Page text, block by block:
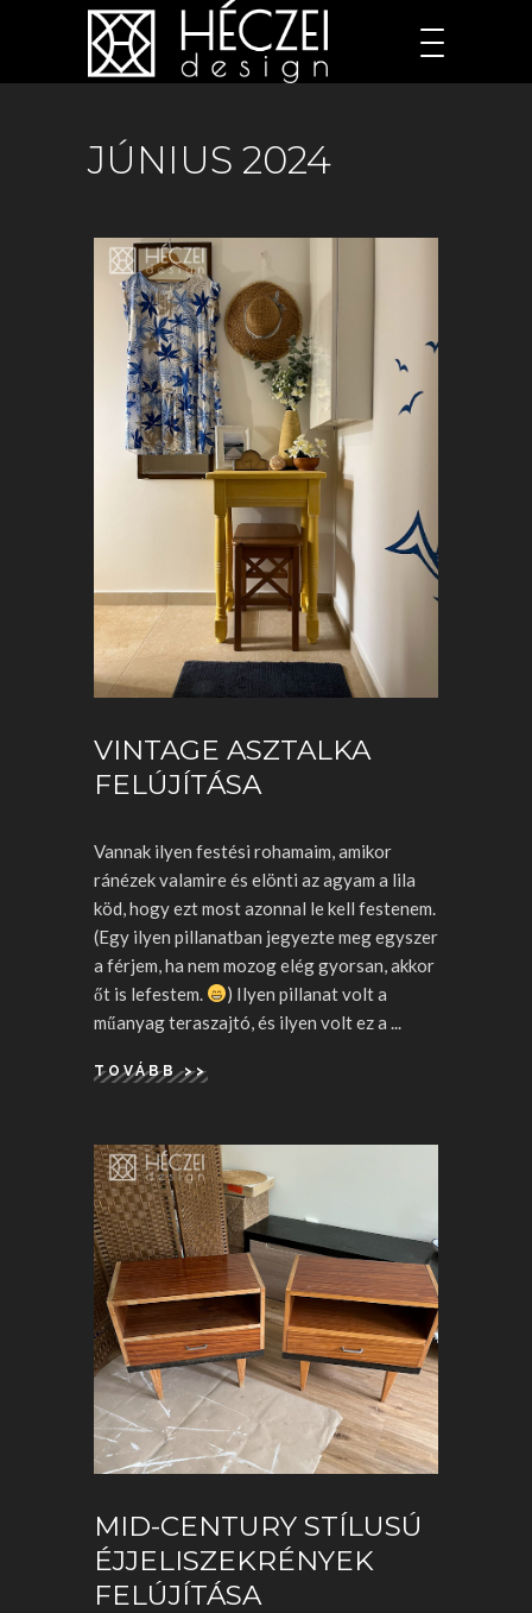
JÚNIUS 2024
VINTAGE ASZTALKA
FELÚJÍTÁSA
Vannak ilyen festési rohamaim, amikor
ránézek valamire és elönti az agyam a lila
köd, hogy ezt most azonnal le kell festenem.
(Egy ilyen pillanatban jegyezte meg egyszer
a férjem, ha nem mozog elég gyorsan, akkor
őt is lefestem.
) Ilyen pillanat volt a
műanyag teraszajtó, és ilyen volt ez a
TOVÁBB >>
MID-CENTURY STÍLUSÚ
ÉJJELISZEKRÉNYEK
FELÚJÍTÁSA